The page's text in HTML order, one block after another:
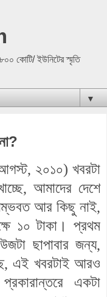
কোটি/ ইউনিটের স্মৃতি
▼
২০১০) খবরটা
আমাদের দেশে
আর কিছু নাই,
১০ টাকা। প্রথম
ছাপাবার জন্য,
এই খবরটাই আরও
একটা